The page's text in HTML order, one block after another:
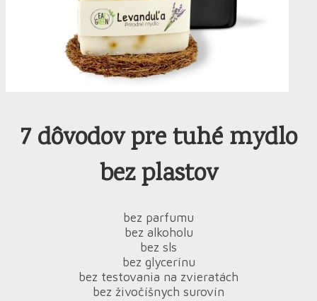
7 dôvodov pre tuhé mydlo
bez plastov
bez parfumu
bez alkoholu
bez sls
bez glycerínu
bez testovania na zvieratách
bez živočíšnych surovín